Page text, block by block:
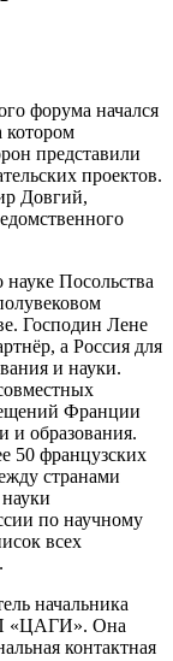
форума начался
котором
представили
проектов.
Довгий,
Посольства
Господин Лене
а Россия для
и науки.
Франции
и образования.
50 французских
странами
по научному
всех
начальника
«ЦАГИ». Она
контактная